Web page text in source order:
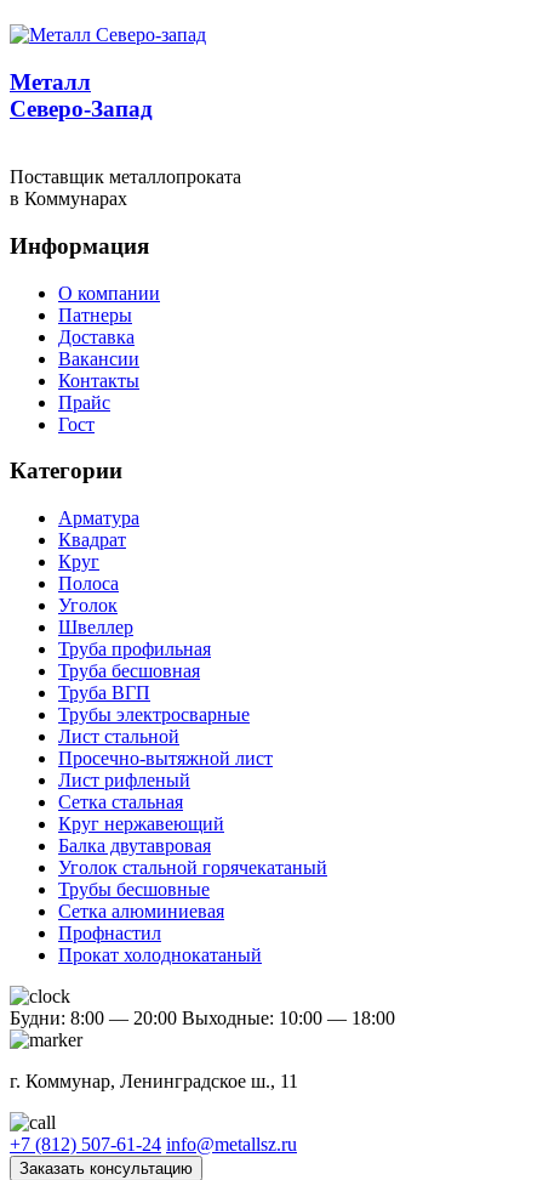
Металл
Северо-Запад
Поставщик металлопроката
в Коммунарах
Информация
О компании
Патнеры
Доставка
Вакансии
Контакты
Прайс
Гост
Категории
Арматура
Квадрат
Круг
Полоса
Уголок
Швеллер
Труба профильная
Труба бесшовная
Труба ВГП
Трубы электросварные
Лист стальной
Просечно-вытяжной лист
Лист рифленый
Сетка стальная
Круг нержавеющий
Балка двутавровая
Уголок стальной горячекатаный
Трубы бесшовные
Сетка алюминиевая
Профнастил
Прокат холоднокатаный
Будни: 8:00 — 20:00 Выходные: 10:00 — 18:00
г. Коммунар, Ленинградское ш., 11
+7 (812) 507-61-24 info@metallsz.ru
Заказать консультацию